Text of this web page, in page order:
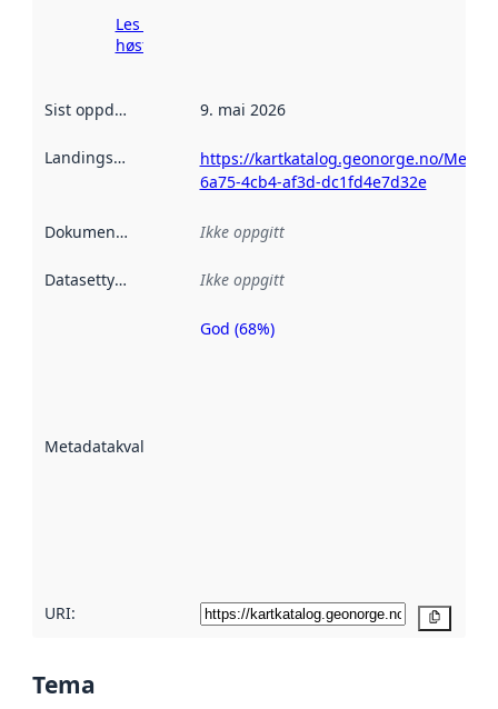
Les mer om
høsting her
Sist oppdatert 9. mai 2026
Landingsside
https://kartkatalog.geonorge.no/
6a75-4cb4-af3d-dc1fd4e7d32e
Dokumentasjon Ikke oppgitt
Datasettype Ikke oppgitt
Metadatakvalitet
Metadatakvalitet
God (68%)
URI:
Tema